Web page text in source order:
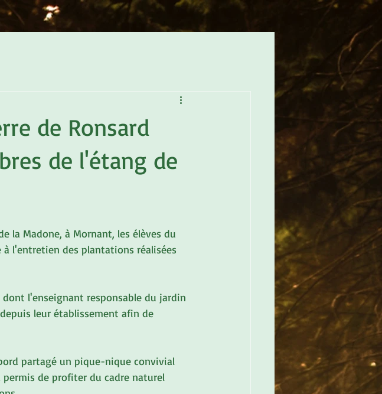
de Ronsard
de l'étang de
la Madone, à Mornant, les élèves du
à l'entretien des plantations réalisées
l'enseignant responsable du jardin
leur établissement afin de
partagé un pique-nique convivial
de profiter du cadre naturel